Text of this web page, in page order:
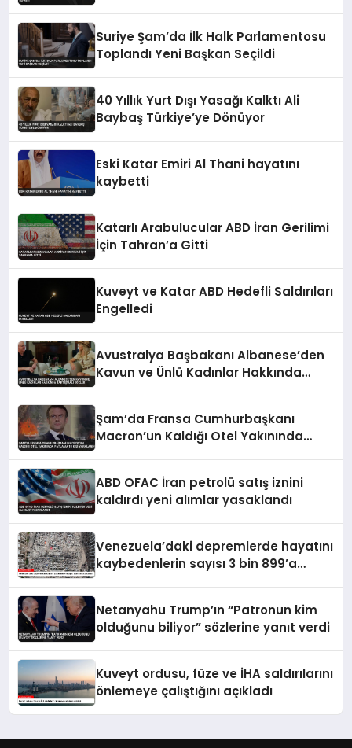
Suriye Şam’da İlk Halk Parlamentosu
Toplandı Yeni Başkan Seçildi
40 Yıllık Yurt Dışı Yasağı Kalktı Ali
Baybaş Türkiye’ye Dönüyor
Eski Katar Emiri Al Thani hayatını
kaybetti
Katarlı Arabulucular ABD İran Gerilimi
İçin Tahran’a Gitti
Kuveyt ve Katar ABD Hedefli Saldırıları
Engelledi
Avustralya Başbakanı Albanese’den
Kavun ve Ünlü Kadınlar Hakkında
Şam’da Fransa Cumhurbaşkanı
Macron’un Kaldığı Otel Yakınında
ABD OFAC İran petrolü satış iznini
kaldırdı yeni alımlar yasaklandı
Venezuela’daki depremlerde hayatını
kaybedenlerin sayısı 3 bin 899’a
Netanyahu Trump’ın “Patronun kim
olduğunu biliyor” sözlerine yanıt verdi
Kuveyt ordusu, füze ve İHA saldırılarını
önlemeye çalıştığını açıkladı